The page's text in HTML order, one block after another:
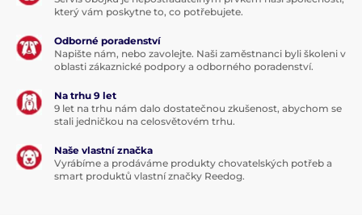
který vám poskytne to, co potřebujete.
Odborné poradenství
Napište nám, nebo zavolejte. Naši zaměstnanci byli školeni v
oblasti zákaznické podpory a odborného poradenství.
Na trhu 9 let
9 let na trhu nám dalo dostatečnou zkušenost, abychom se
stali jedničkou na celosvětovém trhu.
Naše vlastní značka
Vyrábíme a prodáváme produkty chovatelských potřeb a
smart produktů vlastní značky Reedog.